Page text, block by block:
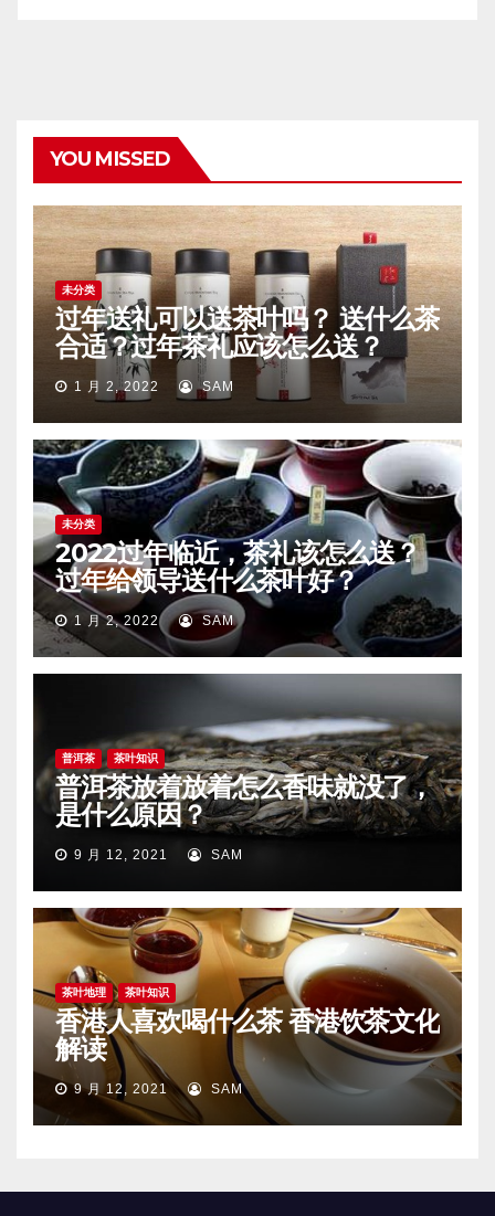
YOU MISSED
未分类
过年送礼可以送茶叶吗？ 送什么茶
合适？过年茶礼应该怎么送？
1 月 2, 2022 SAM
未分类
2022过年临近，茶礼该怎么送？
过年给领导送什么茶叶好？
1 月 2, 2022 SAM
普洱茶 茶叶知识
普洱茶放着放着怎么香味就没了，
是什么原因？
9 月 12, 2021 SAM
茶叶地理 茶叶知识
香港人喜欢喝什么茶 香港饮茶文化
解读
9 月 12, 2021 SAM